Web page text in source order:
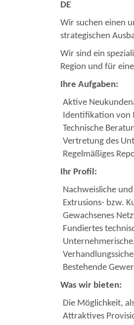
DE
Wir suchen einen
strategischen
Wir sind ein
Region und für
Ihre Aufgaben:
Aktive
Identifikation von
Technische
Vertretung des
Regelmäßiges
Ihr Profil:
Nachweisliche
Extrusions- bzw.
Gewachsenes
Fundiertes
Bestehende
Was wir bieten:
Die Möglichkeit,
Attraktives